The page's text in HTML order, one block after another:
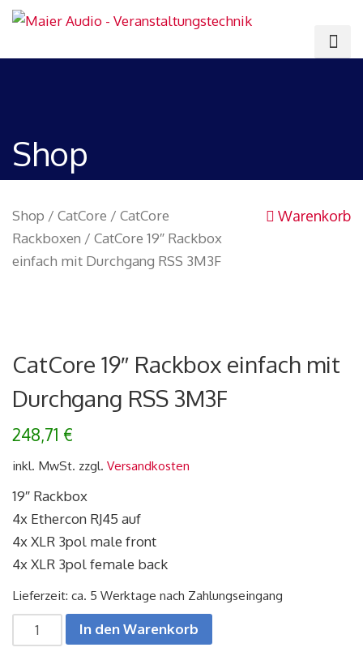
Shop
Warenkorb
Shop / CatCore / CatCore
Rackboxen / CatCore 19″ Rackbox
einfach mit Durchgang RSS 3M3F
CatCore 19″ Rackbox einfach mit
Durchgang RSS 3M3F
248,71 €
inkl. MwSt. zzgl. Versandkosten
19″ Rackbox
4x Ethercon RJ45 auf
4x XLR 3pol male front
4x XLR 3pol female back
Lieferzeit: ca. 5 Werktage nach Zahlungseingang
CatCore
19"
In den Warenkorb